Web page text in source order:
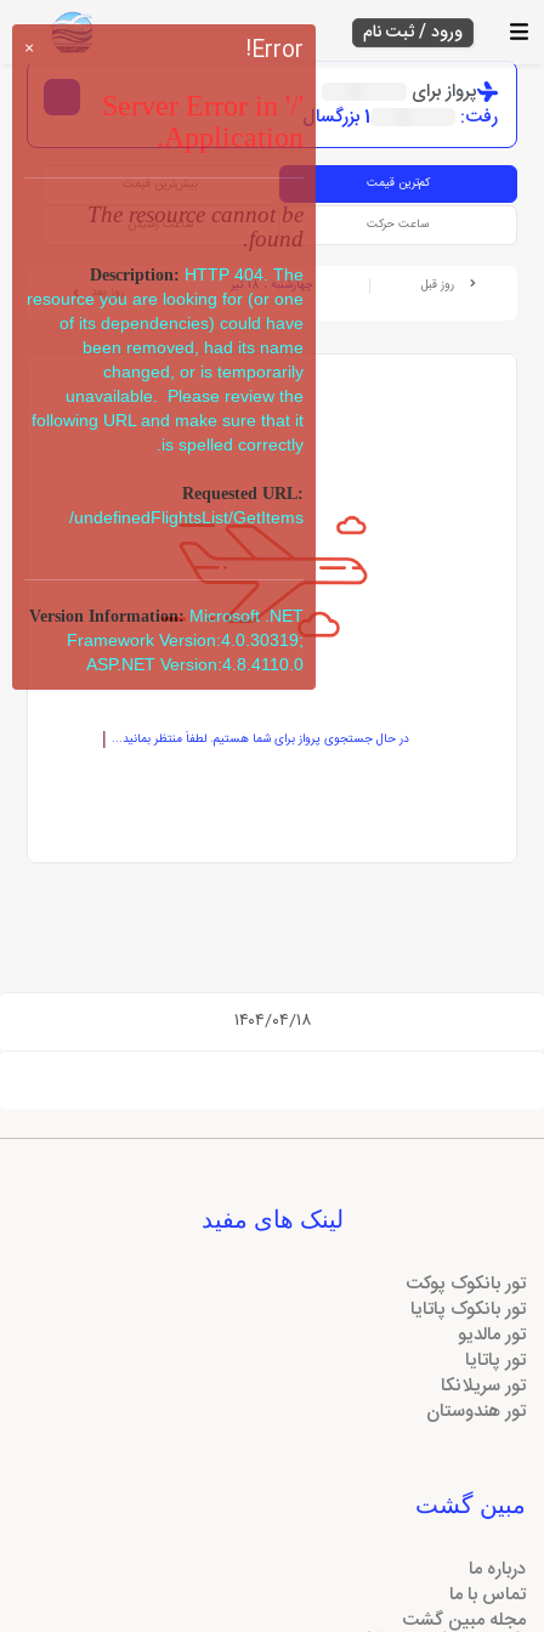
ورود / ثبت نام
پرواز برای
رفت:
1 بزرگسال
کم‌ترین قیمت بیش‌ترین قیمت
ساعت حرکت ساعت رسیدن
روز قبل چهارشنبه ، 18 تیر روز بعد
در حال جستجوی پرواز برای شما هستیم. لطفاً منتظر بمانید...
لینک های مفید
تور بانکوک پوکت
تور بانکوک پاتایا
تور مالدیو
تور پاتایا
تور سریلانکا
تور هندوستان
مبین گشت
درباره ما
تماس با ما
مجله مبین گشت
× Error!
Server Error in '/'
Application.
The resource cannot be
found.
Description: HTTP 404. The
resource you are looking for (or one
of its dependencies) could have
been removed, had its name
changed, or is temporarily
unavailable. Please review the
following URL and make sure that it
is spelled correctly.
Requested URL:
/undefinedFlightsList/GetItems
Version Information:Microsoft .NET
Framework Version:4.0.30319;
ASP.NET Version:4.8.4110.0